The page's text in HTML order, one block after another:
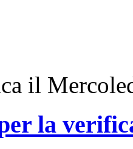
il
la